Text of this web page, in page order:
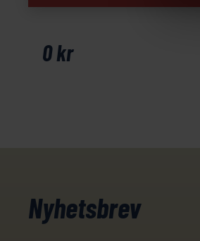
Skottland
Kust
0kr
Nyhetsbrev